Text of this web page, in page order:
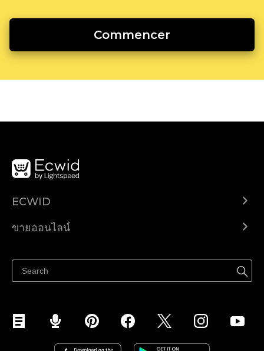
Commencer
ECWID
ราคา
ขายออนไลน์
ขายบนเฟสบุ๊ค